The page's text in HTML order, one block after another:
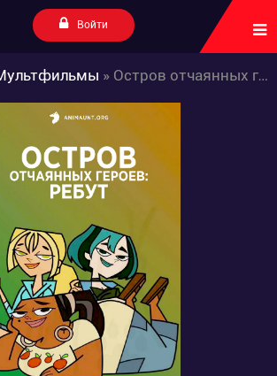
Войти
» Остров отчаянных героев: Ребут